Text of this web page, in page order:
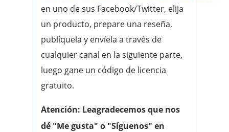
en uno de sus Facebook/Twitter, elija
un producto, prepare una reseña,
publíquela y envíela a través de
cualquier canal en la siguiente parte,
luego gane un código de licencia
gratuito.
Atención: Leagradecemos que nos
dé "Me gusta" o "Síguenos" en